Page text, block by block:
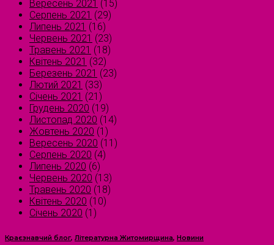
Вересень 2021 (15)
Серпень 2021 (29)
Липень 2021 (16)
Червень 2021 (23)
Травень 2021 (18)
Квітень 2021 (32)
Березень 2021 (23)
Лютий 2021 (33)
Січень 2021 (21)
Грудень 2020 (19)
Листопад 2020 (14)
Жовтень 2020 (1)
Вересень 2020 (11)
Серпень 2020 (4)
Липень 2020 (6)
Червень 2020 (13)
Травень 2020 (18)
Квітень 2020 (10)
Січень 2020 (1)
Краєзнавчий блог, Літературна Житомирщина, Новини